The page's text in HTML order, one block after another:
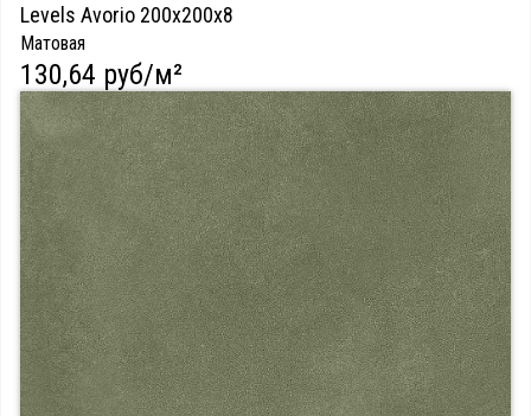
Levels Avorio 200х200х8
Матовая
130,64 руб/м²